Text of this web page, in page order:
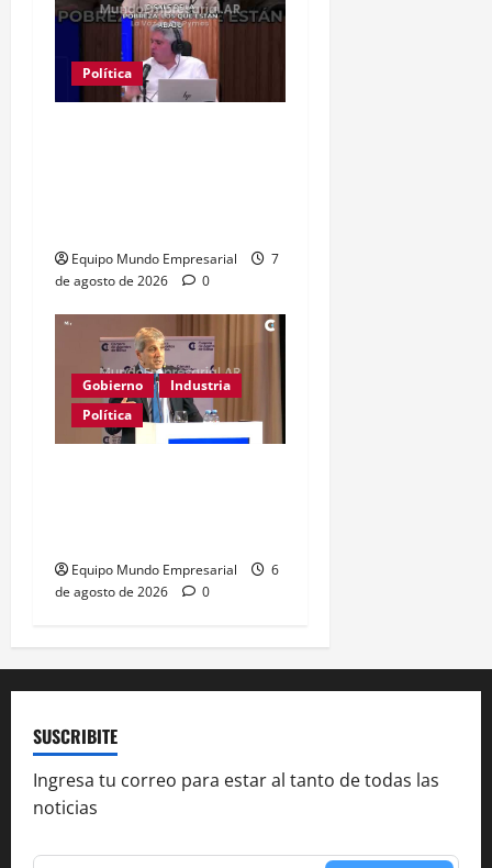
Política
Equipo Mundo Empresarial
7
de agosto de 2026
0
Gobierno
Industria
Política
Equipo Mundo Empresarial
6
de agosto de 2026
0
SUSCRIBITE
Ingresa tu correo para estar al tanto de todas las
noticias